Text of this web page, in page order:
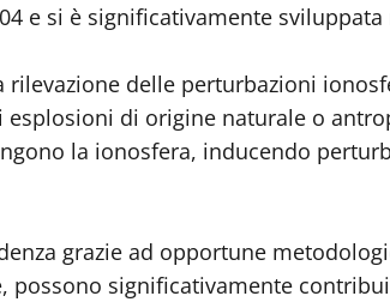
e si è significativamente
delle perturbazioni
di origine naturale o
la ionosfera, inducendo
grazie ad opportune
significativamente